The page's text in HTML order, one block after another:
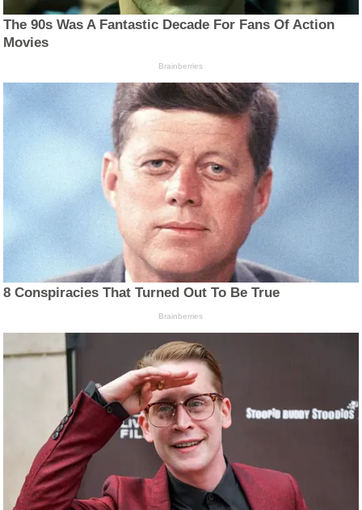
The 90s Was A Fantastic Decade For Fans Of Action
Movies
Brainberries
8 Conspiracies That Turned Out To Be True
Brainberries